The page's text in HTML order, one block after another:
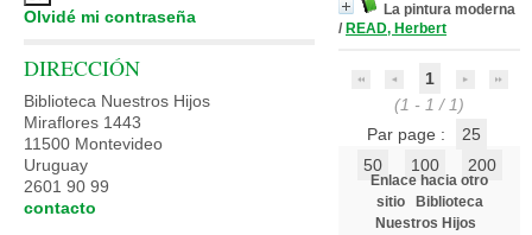
La pintura moderna
/ READ, Herbert
1
(1 - 1 / 1)
Par page :
25
50
100 200
Enlace hacia otro
sitio
Biblioteca
Nuestros Hijos
Olvidé mi contraseña
DIRECCIÓN
Biblioteca Nuestros Hijos
Miraflores 1443
11500 Montevideo
Uruguay
2601 90 99
contacto